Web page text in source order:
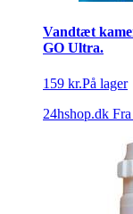
Vandtæt
GO Ultra.
159 kr.På lager
24hshop.dk